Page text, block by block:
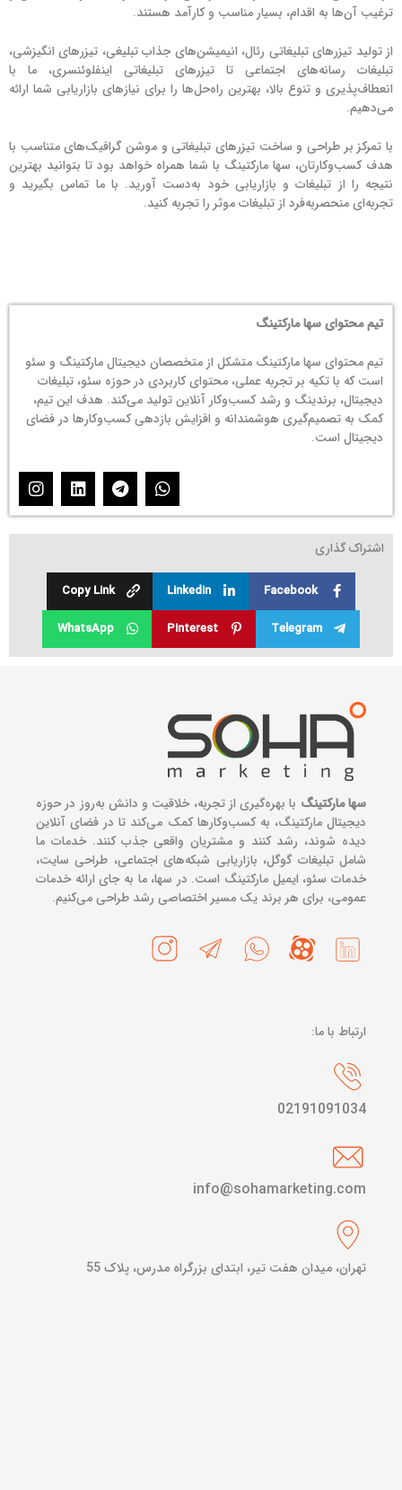
ترغیب آن‌ها به اقدام، بسیار مناسب و کارآمد هستند.
از تولید تیزرهای تبلیغاتی رئال، انیمیشن‌های جذاب تبلیغی، تیزرهای انگیزشی،
تبلیغات رسانه‌های اجتماعی تا تیزرهای تبلیغاتی اینفلوئنسری، ما با
انعطاف‌پذیری و تنوع بالا، بهترین راه‌حل‌ها را برای نیازهای بازاریابی شما ارائه
می‌دهیم.
با تمرکز بر طراحی و ساخت تیزرهای تبلیغاتی و موشن گرافیک‌های متناسب با
هدف کسب‌وکارتان، سها مارکتینگ با شما همراه خواهد بود تا بتوانید بهترین
نتیجه را از تبلیغات و بازاریابی خود به‌دست آورید. با ما تماس بگیرید و
تجربه‌ای منحصربه‌فرد از تبلیغات موثر را تجربه کنید.
تیم محتوای سها مارکتینگ
تیم محتوای سها مارکتینگ متشکل از متخصصان دیجیتال مارکتینگ و سئو
است که با تکیه بر تجربه عملی، محتوای کاربردی در حوزه سئو، تبلیغات
دیجیتال، برندینگ و رشد کسب‌وکار آنلاین تولید می‌کند. هدف این تیم،
کمک به تصمیم‌گیری هوشمندانه و افزایش بازدهی کسب‌وکارها در فضای
دیجیتال است.
W
h
a
a
p
T
e
l
r
a
m
L
i
n
d
i
n
I
n
s
اشتراک گذاری
Facebook
Linkedin
Copy Link
Telegram
Pinterest
WhatsApp
سها مارکتینگ با بهره‌گیری از تجربه، خلاقیت و دانش به‌روز در حوزه
دیجیتال مارکتینگ، به کسب‌وکارها کمک می‌کند تا در فضای آنلاین
دیده شوند، رشد کنند و مشتریان واقعی جذب کنند. خدمات ما
شامل تبلیغات گوگل، بازاریابی شبکه‌های اجتماعی، طراحی سایت،
خدمات سئو، ایمیل مارکتینگ است. در سها، ما به جای ارائه خدمات
عمومی، برای هر برند یک مسیر اختصاصی رشد طراحی می‌کنیم.
ارتباط با ما:
02191091034
info@sohamarketing.com
تهران، میدان هفت تیر، ابتدای بزرگراه مدرس، پلاک 55